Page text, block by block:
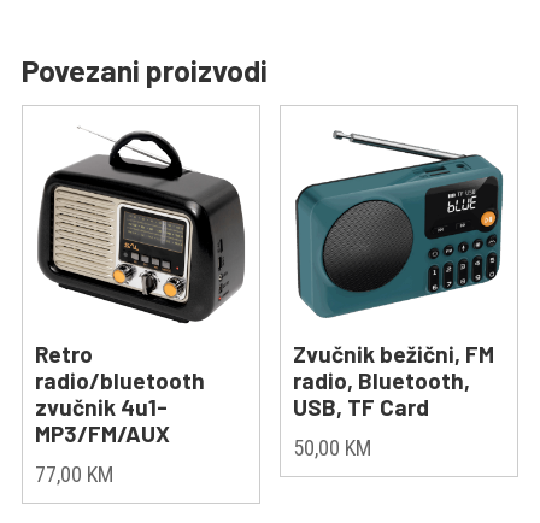
Povezani proizvodi
Retro
radio/bluetooth
zvučnik 4u1-
MP3/FM/AUX
77,00 KM
Zvučnik bežični, FM
radio, Bluetooth,
USB, TF Card
50,00 KM